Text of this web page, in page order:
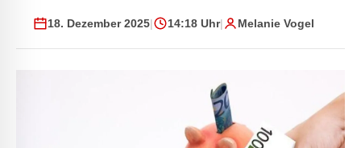
18. Dezember 2025| 14:18 Uhr| Melanie Vogel